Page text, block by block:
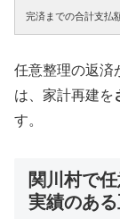
完済までの合計支払
任意整理の返済
は、家計再建を
す。
関川村で
実績のある